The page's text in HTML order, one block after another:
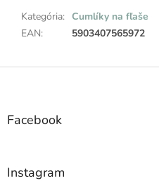
Kategória: Cumlíky na fľaše
EAN: 5903407565972
Z
Facebook
Instagram